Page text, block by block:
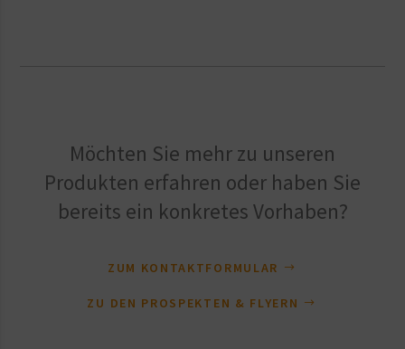
Möchten Sie mehr zu unseren
Produkten erfahren oder haben Sie
bereits ein konkretes Vorhaben?
ZUM KONTAKTFORMULAR
ZU DEN PROSPEKTEN & FLYERN